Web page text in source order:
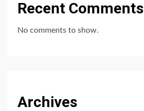
Recent Comments
No comments to show.
Archives